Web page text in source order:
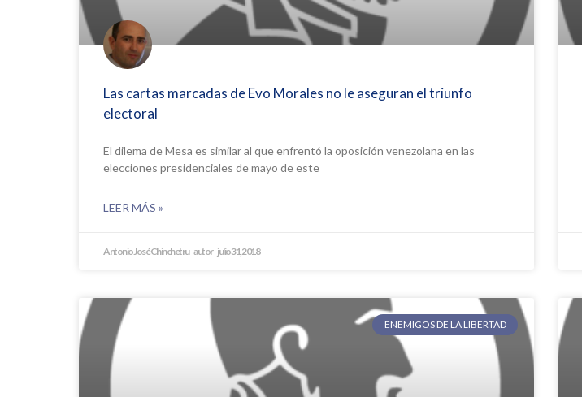
Las cartas marcadas de Evo Morales no le aseguran el triunfo
electoral
El dilema de Mesa es similar al que enfrentó la oposición venezolana en las
elecciones presidenciales de mayo de este
LEER MÁS »
Antonio José Chinchetru julio 31, 2018
ENEMIGOS DE LA LIBERTAD